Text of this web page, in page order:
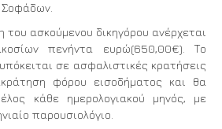
του ασκούμενου δικηγόρου ανέρχεται
πενήντα ευρώ(650,00€). Το
σε ασφαλιστικές κρατήσεις
φόρου εισοδήματος και θα
κάθε ημερολογιακού μηνός, με
παρουσιολόγιο.